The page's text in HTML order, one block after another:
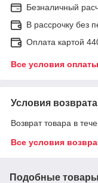
Безналичный
В рассрочку без
Оплата картой
Все условия оплаты
Условия возврата
Возврат товара в
Все условия
Подобные